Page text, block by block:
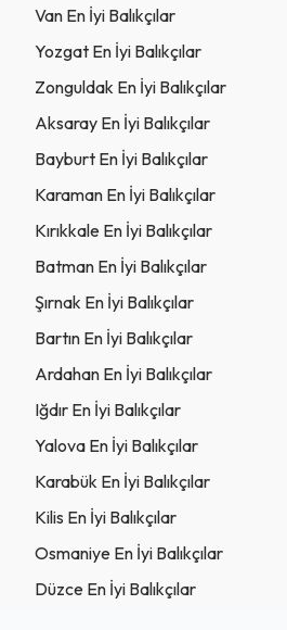
Van En İyi Balıkçılar
Yozgat En İyi Balıkçılar
Zonguldak En İyi Balıkçılar
Aksaray En İyi Balıkçılar
Bayburt En İyi Balıkçılar
Karaman En İyi Balıkçılar
Kırıkkale En İyi Balıkçılar
Batman En İyi Balıkçılar
Şırnak En İyi Balıkçılar
Bartın En İyi Balıkçılar
Ardahan En İyi Balıkçılar
Iğdır En İyi Balıkçılar
Yalova En İyi Balıkçılar
Karabük En İyi Balıkçılar
Kilis En İyi Balıkçılar
Osmaniye En İyi Balıkçılar
Düzce En İyi Balıkçılar